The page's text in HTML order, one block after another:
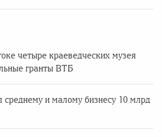
четыре краеведческих музея
гранты ВТБ
среднему и малому бизнесу 10 млрд